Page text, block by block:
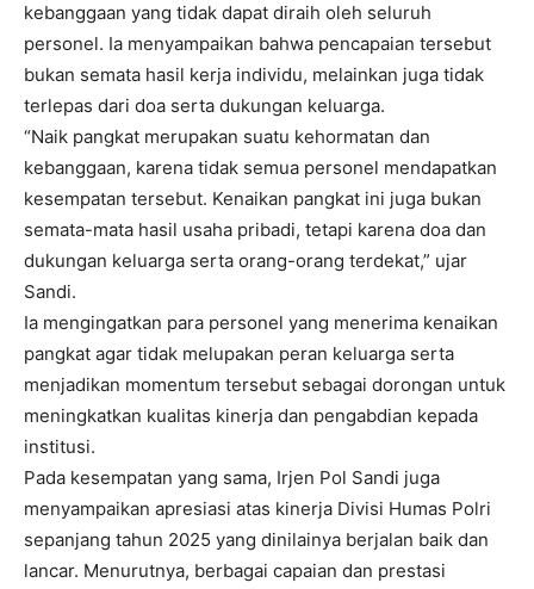
kebanggaan yang tidak dapat diraih oleh seluruh
personel. Ia menyampaikan bahwa pencapaian tersebut
bukan semata hasil kerja individu, melainkan juga tidak
terlepas dari doa serta dukungan keluarga.
“Naik pangkat merupakan suatu kehormatan dan
kebanggaan, karena tidak semua personel mendapatkan
kesempatan tersebut. Kenaikan pangkat ini juga bukan
semata-mata hasil usaha pribadi, tetapi karena doa dan
dukungan keluarga serta orang-orang terdekat,” ujar
Sandi.
Ia mengingatkan para personel yang menerima kenaikan
pangkat agar tidak melupakan peran keluarga serta
menjadikan momentum tersebut sebagai dorongan untuk
meningkatkan kualitas kinerja dan pengabdian kepada
institusi.
Pada kesempatan yang sama, Irjen Pol Sandi juga
menyampaikan apresiasi atas kinerja Divisi Humas Polri
sepanjang tahun 2025 yang dinilainya berjalan baik dan
lancar. Menurutnya, berbagai capaian dan prestasi